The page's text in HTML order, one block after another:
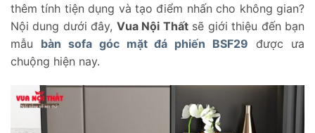
thêm tính tiện dụng và tạo điểm nhấn cho không gian?
Nội dung dưới đây, Vua Nội Thấtsẽ giới thiệu đến bạn
mẫu bàn sofa góc mặt đá phiến BSF29 được ưa
chuộng hiện nay.